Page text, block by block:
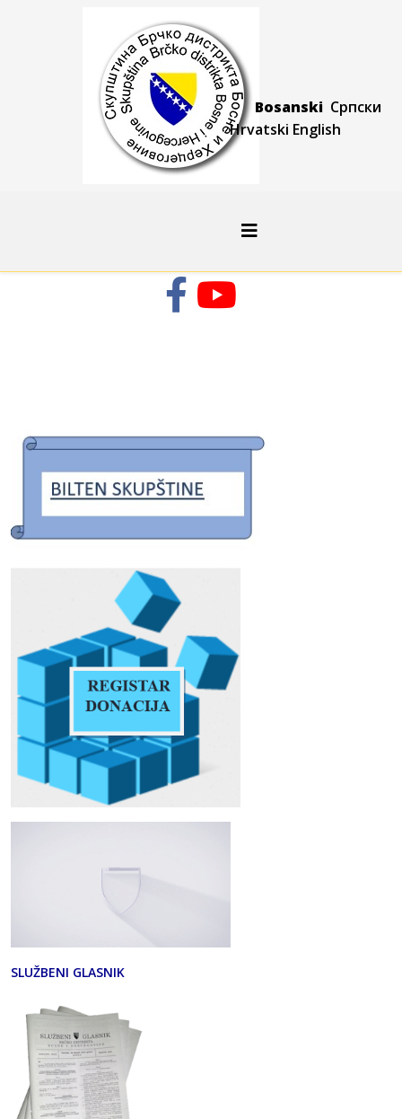
Bosanski Српски
Hrvatski English
SLUŽBENI GLASNIK